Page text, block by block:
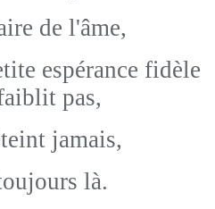
de l'âme,
espérance fidèle
pas,
jamais,
là.